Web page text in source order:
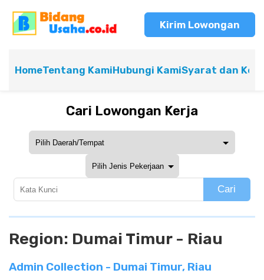
Kirim Lowongan
HomeTentang KamiHubungi KamiSyarat dan
Cari Lowongan Kerja
Cari
Region: Dumai Timur - Riau
Admin Collection - Dumai Timur, Riau